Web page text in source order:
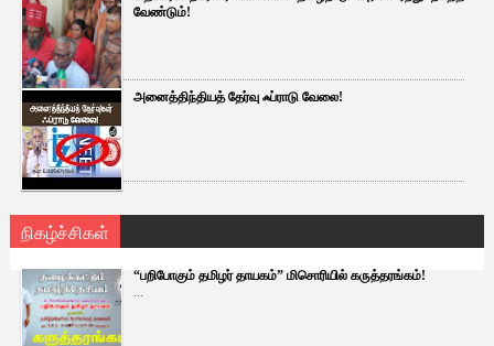
வேண்டும்!
அனைத்திந்தியத் தேர்வு ஃப்ராடு வேலை!
நிகழ்ச்சிகள்
“பறிபோகும் தமிழர் தாயகம்” மிசொரியில் கருத்தரங்கம்!
...